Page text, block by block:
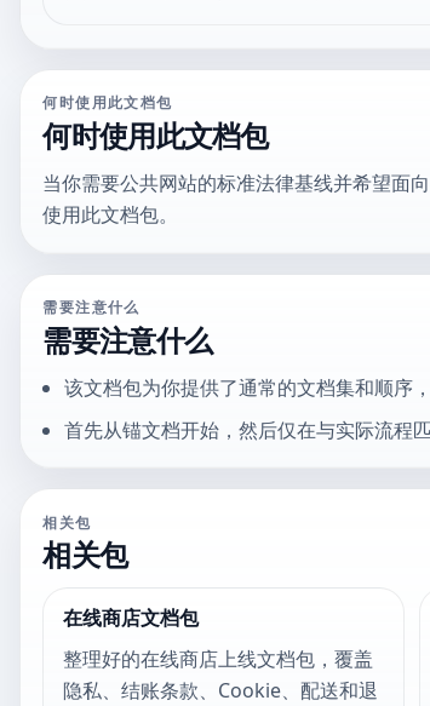
何时使用此文档包
何时使用此文档包
当你需要公共网站的标准法律基线并希望面
使用此文档包。
需要注意什么
需要注意什么
该文档包为你提供了通常的文档集和顺序
首先从锚文档开始，然后仅在与实际流程
相关包
相关包
在线商店文档包
整理好的在线商店上线文档包，覆盖
隐私、结账条款、Cookie、配送和退